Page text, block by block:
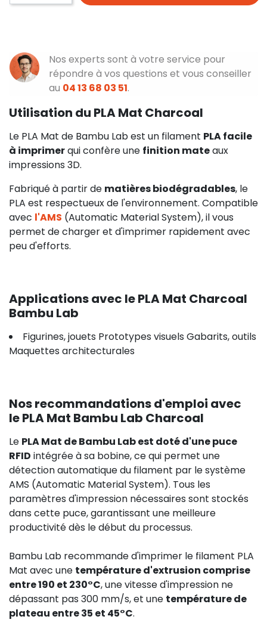
Nos experts sont à votre service pour
répondre à vos questions et vous conseiller
au 04 13 68 03 51.
Utilisation du PLA Mat Charcoal
Le PLA Mat de Bambu Lab est un filament PLA facile
à imprimerqui confère une finition mateaux
impressions 3D.
Fabriqué à partir de matières biodégradables, le
PLA est respectueux de l'environnement. Compatible
avec l'AMS (Automatic Material System), il vous
permet de charger et d'imprimer rapidement avec
peu d'efforts.
Applications avec le PLA Mat Charcoal
Bambu Lab
Figurines, jouets Prototypes visuels Gabarits, outils
Maquettes architecturales
Nos recommandations d'emploi avec
le PLA Mat Bambu Lab Charcoal
Le PLA Mat de Bambu Lab est doté d'une puce
RFID intégrée à sa bobine, ce qui permet une
détection automatique du filament par le système
AMS (Automatic Material System). Tous les
paramètres d'impression nécessaires sont stockés
dans cette puce, garantissant une meilleure
productivité dès le début du processus.
Bambu Lab recommande d'imprimer le filament PLA
Mat avec une température d'extrusion comprise
entre 190 et 230°C, une vitesse d'impression ne
dépassant pas 300 mm/s, et une température de
plateau entre 35 et 45°C.